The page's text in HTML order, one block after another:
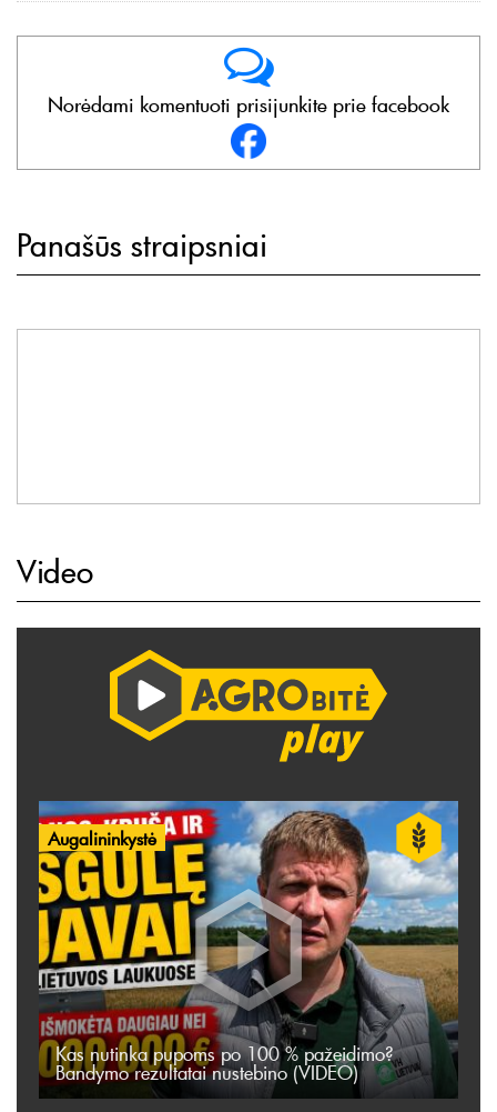
Norėdami komentuoti prisijunkite prie facebook
Panašūs straipsniai
Video
Augalininkystė
Kas nutinka pupoms po 100 % pažeidimo?
Bandymo rezultatai nustebino (VIDEO)